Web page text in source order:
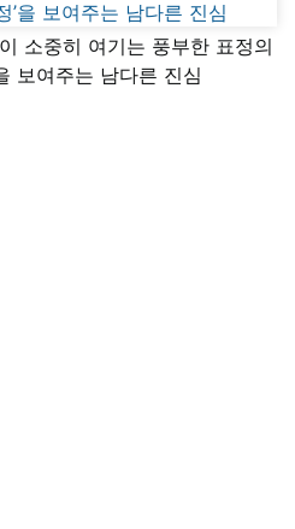
소중히 여기는 풍부한 표정의
보여주는 남다른 진심